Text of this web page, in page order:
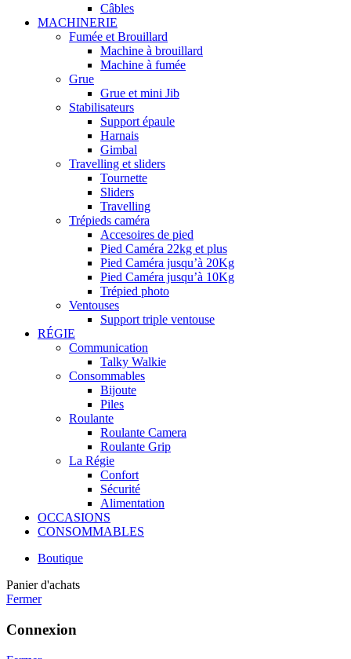
Câbles
MACHINERIE
Fumée et Brouillard
Machine à brouillard
Machine à fumée
Grue
Grue et mini Jib
Stabilisateurs
Support épaule
Harnais
Gimbal
Travelling et sliders
Tournette
Sliders
Travelling
Trépieds caméra
Accesoires de pied
Pied Caméra 22kg et plus
Pied Caméra jusqu’à 20Kg
Pied Caméra jusqu’à 10Kg
Trépied photo
Ventouses
Support triple ventouse
RÉGIE
Communication
Talky Walkie
Consommables
Bijoute
Piles
Roulante
Roulante Camera
Roulante Grip
La Régie
Confort
Sécurité
Alimentation
OCCASIONS
CONSOMMABLES
Boutique
Panier d'achats
Fermer
Connexion